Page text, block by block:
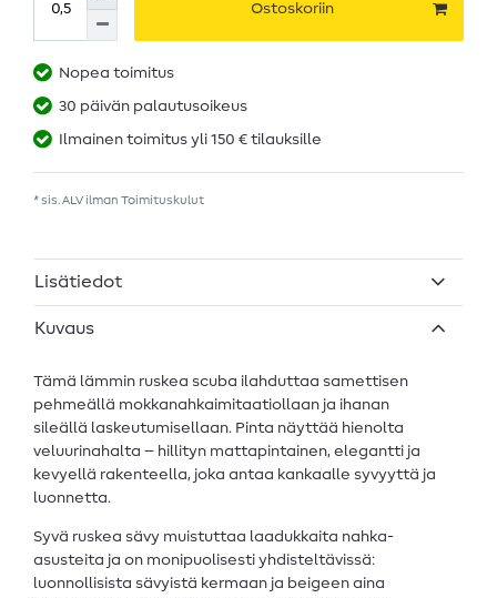
Ostoskoriin
Nopea toimitus
30 päivän palautusoikeus
Ilmainen toimitus yli 150 € tilauksille
* sis. ALV ilman Toimituskulut
Lisätiedot
Kuvaus
Tämä lämmin ruskea scuba ilahduttaa samettisen
pehmeällä mokkanahkaimitaatiollaan ja ihanan
sileällä laskeutumisellaan. Pinta näyttää hienolta
veluurinahalta – hillityn mattapintainen, elegantti ja
kevyellä rakenteella, joka antaa kankaalle syvyyttä ja
luonnetta.
Syvä ruskea sävy muistuttaa laadukkaita nahka-
asusteita ja on monipuolisesti yhdisteltävissä:
luonnollisista sävyistä kermaan ja beigeen aina